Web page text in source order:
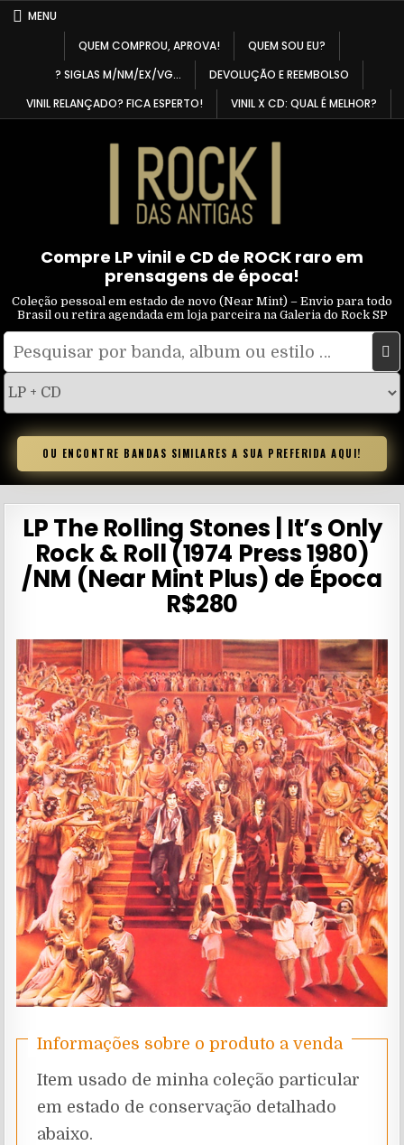
SkipMENU
QUEM COMPROU, APROVA!
QUEM SOU EU?
? SIGLAS M/NM/EX/VG…
DEVOLUÇÃO E REEMBOLSO
VINIL RELANÇADO? FICA ESPERTO!
VINIL X CD: QUAL É MELHOR?
Compre LP vinil e CD de ROCK raro em
prensagens de época!
Coleção pessoal em estado de novo (Near Mint) – Envio para todo
Brasil ou retira agendada em loja parceira na Galeria do Rock SP
Pesquisar
tipo
OU ENCONTRE BANDAS SIMILARES A SUA PREFERIDA AQUI!
LP The Rolling Stones | It’s Only
Rock & Roll (1974 Press 1980)
/NM (Near Mint Plus) de Época
R$280
Informações sobre o produto a venda
Item usado de minha coleção particular
em estado de conservação detalhado
abaixo.